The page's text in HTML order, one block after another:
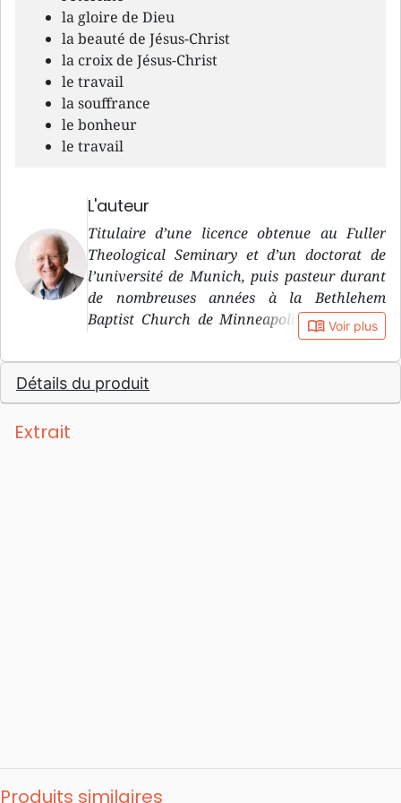
la gloire de Dieu
la beauté de Jésus-Christ
la croix de Jésus-Christ
le travail
la souffrance
le bonheur
le travail
L'auteur
Titulaire d’une licence obtenue au Fuller
Theological Seminary et d’un doctorat de
l’université de Munich, puis pasteur durant
de nombreuses années à la Bethlehem
Baptist Church de Minneapolis, John Piper
est l’auteur de nombreux ouvrages, dont
Jésus, prendre plaisir à le découvrir et Le mal
fait-il partie du plan de Dieu ? , parus chez le
même éditeur.
book_open Voir plus
Détails du produit
Extrait
Produits similaires